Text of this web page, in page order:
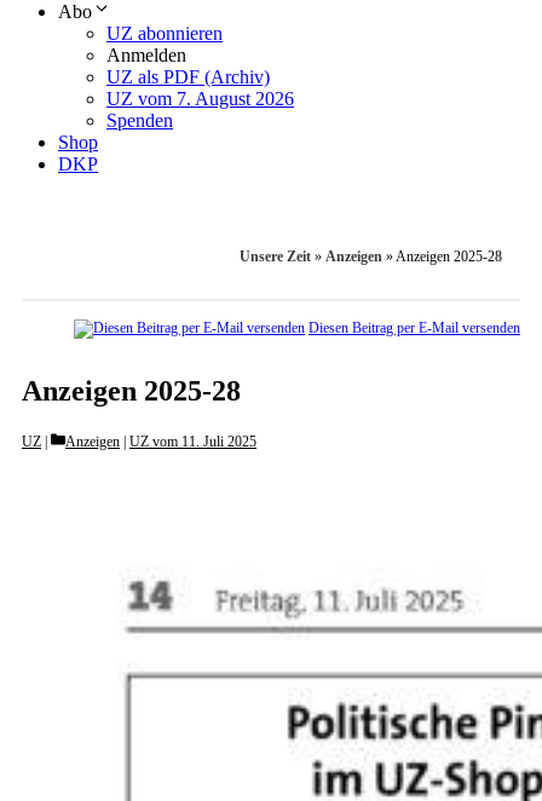
Abo
UZ abonnieren
Anmelden
UZ als PDF (Archiv)
UZ vom 7. August 2026
Spenden
Shop
DKP
Unsere Zeit » Anzeigen »Anzeigen 2025-28
Diesen Beitrag per E-Mail versenden
Anzeigen 2025-28
UZ Categories
Anzeigen UZ vom 11. Juli 2025